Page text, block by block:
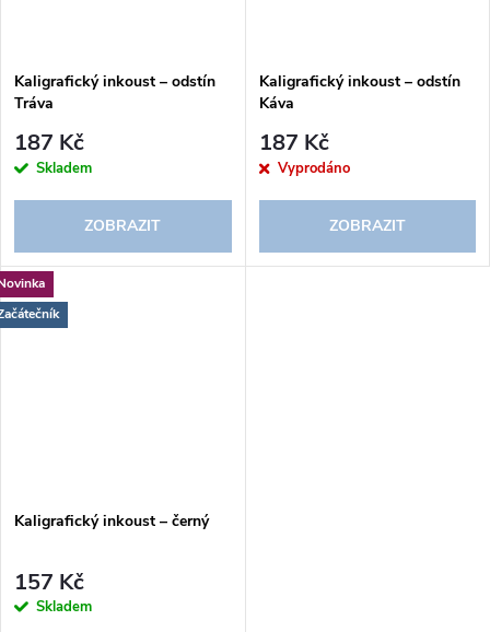
Kaligrafický inkoust – odstín
Tráva
187 Kč
Skladem
ZOBRAZIT
Kaligrafický inkoust – odstín
Káva
187 Kč
Vyprodáno
ZOBRAZIT
Kaligrafický inkoust – černý
157 Kč
Skladem